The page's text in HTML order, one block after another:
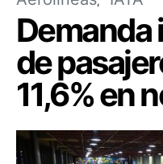
de
11,6% en